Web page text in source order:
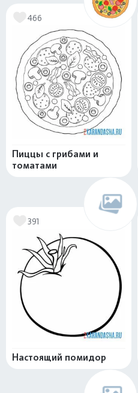
466
Пиццы с грибами и
томатами
391
Настоящий помидор